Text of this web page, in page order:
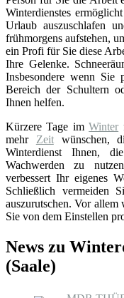
Winterdienstes
Urlaub auszuschlafen
frühmorgens aufstehen,
ein Profi für Sie diese
Ihre Gelenke.
Insbesondere wenn Sie
Bereich der Schultern
Ihnen helfen.
Kürzere Tage imWinter
mehr Zeitwünschen,
Winterdienst Ihnen,
Wachwerden zu
verbessert Ihr eigenes
Schließlich vermeiden
auszurutschen. Vor allem
Sie von dem Einstellen
News zu
(Saale)